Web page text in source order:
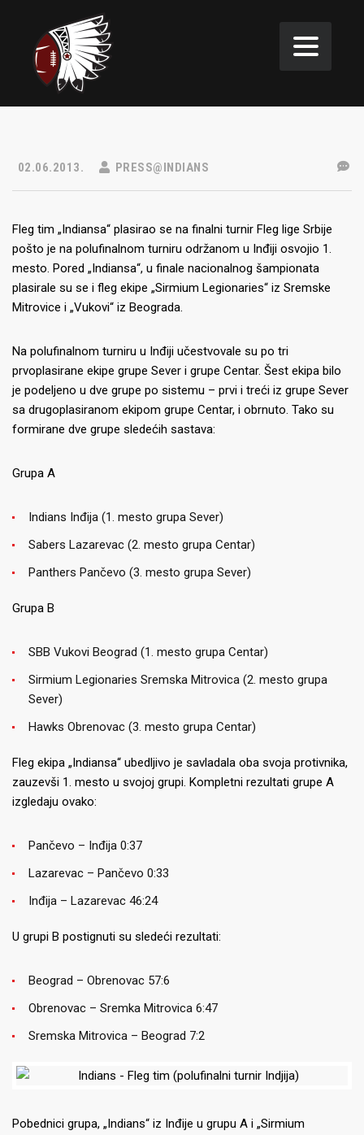
02.06.2013. PRESS@INDIANS
Fleg tim „Indiansa“ plasirao se na finalni turnir Fleg lige Srbije
pošto je na polufinalnom turniru održanom u Inđiji osvojio 1.
mesto. Pored „Indiansa“, u finale nacionalnog šampionata
plasirale su se i fleg ekipe „Sirmium Legionaries“ iz Sremske
Mitrovice i „Vukovi“ iz Beograda.
Na polufinalnom turniru u Inđiji učestvovale su po tri
prvoplasirane ekipe grupe Sever i grupe Centar. Šest ekipa bilo
je podeljeno u dve grupe po sistemu – prvi i treći iz grupe Sever
sa drugoplasiranom ekipom grupe Centar, i obrnuto. Tako su
formirane dve grupe sledećih sastava:
Grupa A
Indians Inđija (1. mesto grupa Sever)
Sabers Lazarevac (2. mesto grupa Centar)
Panthers Pančevo (3. mesto grupa Sever)
Grupa B
SBB Vukovi Beograd (1. mesto grupa Centar)
Sirmium Legionaries Sremska Mitrovica (2. mesto grupa
Sever)
Hawks Obrenovac (3. mesto grupa Centar)
Fleg ekipa „Indiansa“ ubedljivo je savladala oba svoja protivnika,
zauzevši 1. mesto u svojoj grupi. Kompletni rezultati grupe A
izgledaju ovako:
Pančevo – Inđija 0:37
Lazarevac – Pančevo 0:33
Inđija – Lazarevac 46:24
U grupi B postignuti su sledeći rezultati:
Beograd – Obrenovac 57:6
Obrenovac – Sremka Mitrovica 6:47
Sremska Mitrovica – Beograd 7:2
Pobednici grupa, „Indians“ iz Inđije u grupu A i „Sirmium